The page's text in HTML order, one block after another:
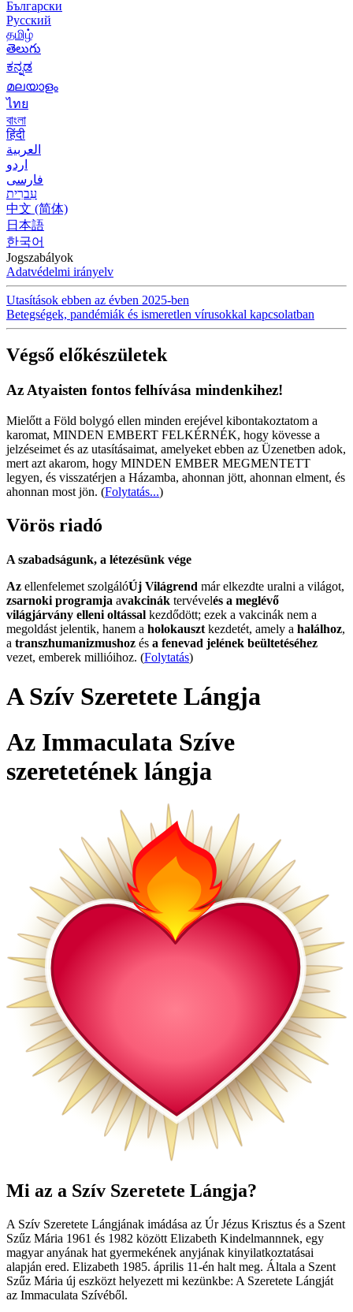
Български
Русский
தமிழ்
తెలుగు
ಕನ್ನಡ
മലയാളം
ไทย
বাংলা
हिंदी
العربية
اردو
فارسی
עִברִית
中文 (简体)
日本語
한국어
Jogszabályok
Adatvédelmi irányelv
Utasítások ebben az évben 2025-ben
Betegségek, pandémiák és ismeretlen vírusokkal kapcsolatban
Végső előkészületek
Az Atyaisten fontos felhívása mindenkihez!
Mielőtt a Föld bolygó ellen minden erejével kibontakoztatom a
karomat, MINDEN EMBERT FELKÉRNÉK, hogy kövesse a
jelzéseimet és az utasításaimat, amelyeket ebben az Üzenetben adok,
mert azt akarom, hogy MINDEN EMBER MEGMENTETT
legyen, és visszatérjen a Házamba, ahonnan jött, ahonnan elment, és
ahonnan most jön. (Folytatás...)
Vörös riadó
A szabadságunk, a létezésünk vége
Az ellenfelemet szolgálóÚj Világrend már elkezdte uralni a világot,
zsarnoki programja avakcinák tervévelés a meglévő
világjárvány elleni oltással kezdődött; ezek a vakcinák nem a
megoldást jelentik, hanem a holokauszt kezdetét, amely a halálhoz,
a transzhumanizmushoz és a fenevad jelének beültetéséhez
vezet, emberek millióihoz. (Folytatás)
A Szív Szeretete Lángja
Az Immaculata Szíve
szeretetének lángja
Mi az a Szív Szeretete Lángja?
A Szív Szeretete Lángjának imádása az Úr Jézus Krisztus és a Szent
Szűz Mária 1961 és 1982 között Elizabeth Kindelmannnek, egy
magyar anyának hat gyermekének anyjának kinyilatkoztatásai
alapján ered. Elizabeth 1985. április 11-én halt meg. Általa a Szent
Szűz Mária új eszközt helyezett mi kezünkbe: A Szeretete Lángját
az Immaculata Szívéből.